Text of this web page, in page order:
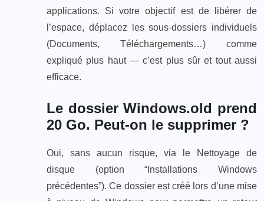
applications. Si votre objectif est de libérer de
l’espace, déplacez les sous-dossiers individuels
(Documents, Téléchargements…) comme
expliqué plus haut — c’est plus sûr et tout aussi
efficace.
Le dossier Windows.old prend
20 Go. Peut-on le supprimer ?
Oui, sans aucun risque, via le Nettoyage de
disque (option “Installations Windows
précédentes”). Ce dossier est créé lors d’une mise